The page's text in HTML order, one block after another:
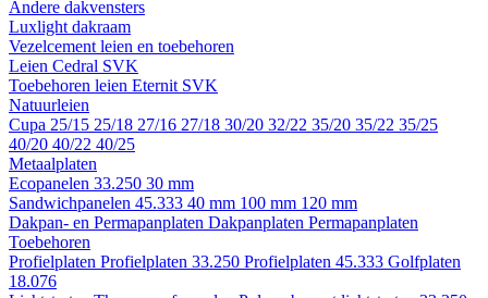
Andere dakvensters
Luxlight dakraam
Vezelcement leien en toebehoren
Leien Cedral SVK
Toebehoren leien Eternit SVK
Natuurleien
Cupa 25/15 25/18 27/16 27/18 30/20 32/22 35/20 35/22 35/25
40/20 40/22 40/25
Metaalplaten
Ecopanelen 33.250 30 mm
Sandwichpanelen 45.333 40 mm 100 mm 120 mm
Dakpan- en Permapanplaten Dakpanplaten Permapanplaten
Toebehoren
Profielplaten Profielplaten 33.250 Profielplaten 45.333 Golfplaten
18.076